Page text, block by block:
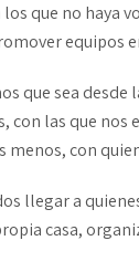
que no haya
equipos
que sea
con las que
menos, con
llegar a
casa,